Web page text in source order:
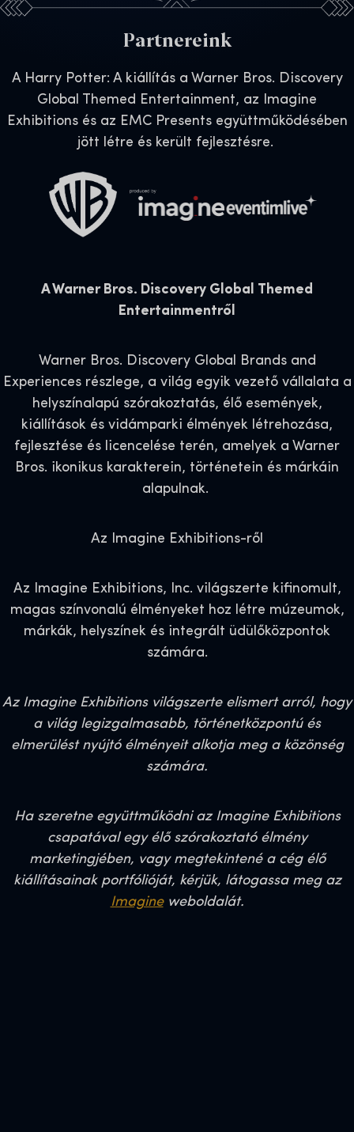
Partnereink
A Harry Potter: A kiállítás a Warner Bros. Discovery
Global Themed Entertainment, az Imagine
Exhibitions és az EMC Presents együttműködésében
jött létre és került fejlesztésre.
A Warner Bros. Discovery Global Themed
Entertainmentről
Warner Bros. Discovery Global Brands and
Experiences részlege, a világ egyik vezető vállalata a
helyszínalapú szórakoztatás, élő események,
kiállítások és vidámparki élmények létrehozása,
fejlesztése és licencelése terén, amelyek a Warner
Bros. ikonikus karakterein, történetein és márkáin
alapulnak.
Az Imagine Exhibitions-ről
Az Imagine Exhibitions, Inc. világszerte kifinomult,
magas színvonalú élményeket hoz létre múzeumok,
márkák, helyszínek és integrált üdülőközpontok
számára.
Az Imagine Exhibitions világszerte elismert arról, hogy
a világ legizgalmasabb, történetközpontú és
elmerülést nyújtó élményeit alkotja meg a közönség
számára.
Ha szeretne együttműködni az Imagine Exhibitions
csapatával egy élő szórakoztató élmény
marketingjében, vagy megtekintené a cég élő
kiállításainak portfólióját, kérjük, látogassa meg az
Imagineweboldalát.